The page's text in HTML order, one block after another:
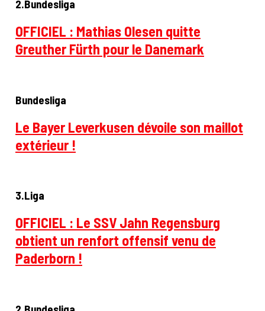
2.Bundesliga
OFFICIEL : Mathias Olesen quitte
Greuther Fürth pour le Danemark
Bundesliga
Le Bayer Leverkusen dévoile son maillot
extérieur !
3.Liga
OFFICIEL : Le SSV Jahn Regensburg
obtient un renfort offensif venu de
Paderborn !